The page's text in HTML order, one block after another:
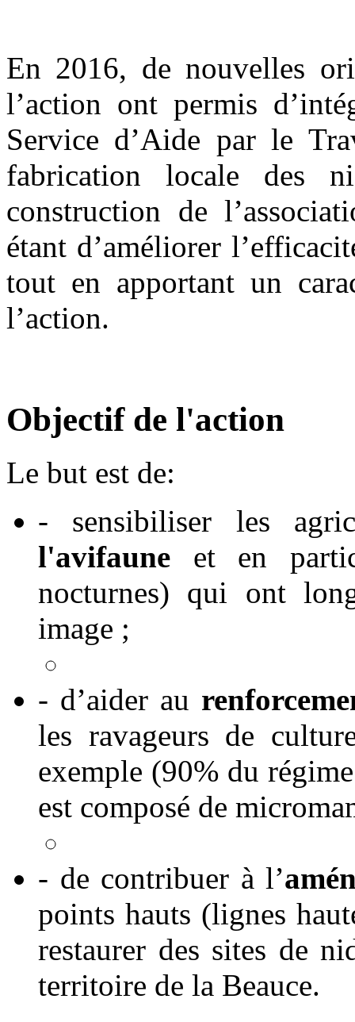
En 2016, de nouvelles
l’action ont permis
Service d’Aide par le
fabrication locale des
construction de
étant d’améliorer
tout en apportant un
l’action.
Objectif de l'action
Le but est de:
- sensibiliser les
l'avifaune et en
nocturnes) qui ont
image ;
- d’aider au
les ravageurs de
exemple (90% du
est composé de
- de contribuer à l’
points hauts (lignes
restaurer des sites de
territoire de la Beauce.